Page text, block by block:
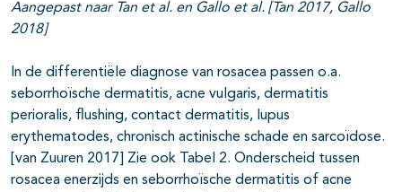
Aangepast naar Tan et al. en Gallo et al. [Tan 2017, Gallo
2018]
In de differentiële diagnose van rosacea passen o.a.
seborrhoïsche dermatitis, acne vulgaris, dermatitis
perioralis, flushing, contact dermatitis, lupus
erythematodes, chronisch actinische schade en sarcoïdose.
[van Zuuren 2017] Zie ook Tabel 2. Onderscheid tussen
rosacea enerzijds en seborrhoïsche dermatitis of acne